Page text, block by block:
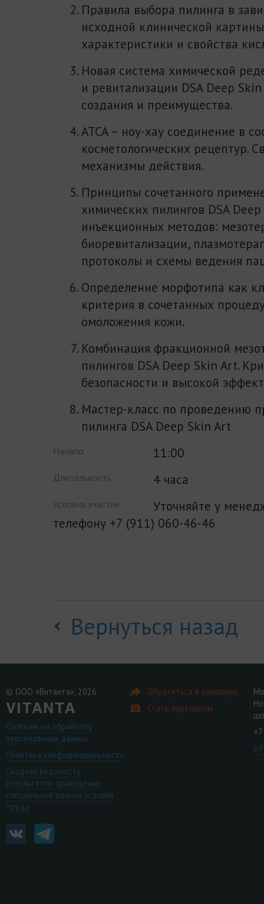
Правила выбора пилинга в
исходной клинической
характеристики и свойства
Новая система химической
и ревитализации DSA Deep
создания и преимущества.
АТСА – ноу-хау соединение в
косметологических рецептур.
механизмы действия.
Принципы сочетанного
химических пилингов DSA
инъекционных методов:
биоревитализации,
протоколы и схемы ведения
Определение морфотипа как
критерия в сочетанных
омоложения кожи.
Комбинация фракционной
пилингов DSA Deep Skin Art.
безопасности и высокой
Мастер-класс по проведению
пилинга DSA Deep Skin Art
Начало 11:00
Длительность 4 часа
Условия участия
Уточняйте у
телефону +7 (911) 060-46-46
Вернуться назад
© ООО «Витанта», 2026
Согласие на обработку
персональных данных
Политика конфиденциальности
Сводная ведомость
результатов проведения
специальной оценки условий
труда
Обратиться в компанию
Стать партнером